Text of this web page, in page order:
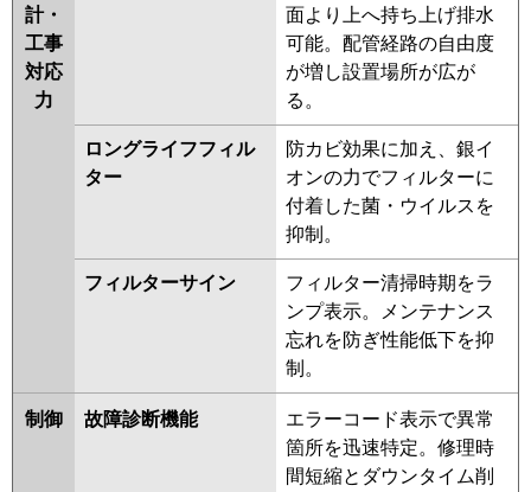
計・
工事
対応
力
面より上へ持ち上げ排水
可能。配管経路の自由度
が増し設置場所が広が
る。
ロングライフフィル
ター
防カビ効果に加え、銀イ
オンの力でフィルターに
付着した菌・ウイルスを
抑制。
フィルターサイン
フィルター清掃時期をラ
ンプ表示。メンテナンス
忘れを防ぎ性能低下を抑
制。
制御 故障診断機能
エラーコード表示で異常
箇所を迅速特定。修理時
間短縮とダウンタイム削